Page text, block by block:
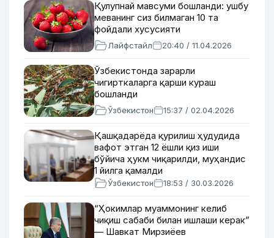
Қулупнай мавсуми бошланди: ушбу
меванинг сиз билмаган 10 та
фойдали хусусияти
Лайфстайл 20:40 / 11.04.2026
Ўзбекистонда зарарли
чигирткаларга қарши кураш
бошланди
Ўзбекистон 15:37 / 02.04.2026
Қашқадарёда қурилиш ҳудудида
вафот этган 12 ёшли қиз иши
бўйича ҳукм чиқарилди, муҳандис
1 йилга қамалди
Ўзбекистон 18:53 / 30.03.2026
“Ҳокимлар муаммонинг келиб
чиқиш сабаби билан ишлаши керак”
— Шавкат Мирзиёев